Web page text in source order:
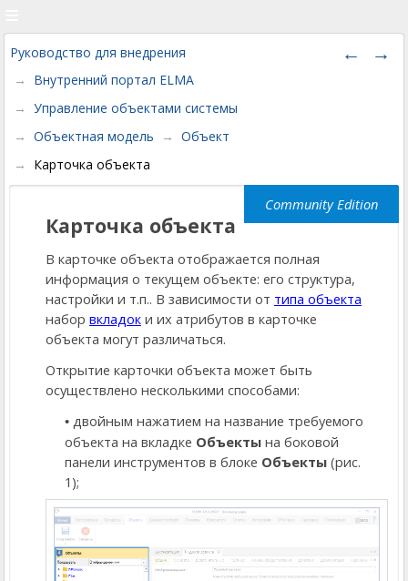
Руководство для внедрения
Внутренний портал ELMA
Управление объектами системы
Объектная модель
Объект
Карточка объекта
Карточка объекта
В карточке объекта отображается полная
информация о текущем объекте: его структура,
настройки и т.п.. В зависимости от типа объекта
набор вкладок и их атрибутов в карточке
объекта могут различаться.
Открытие карточки объекта может быть
осуществлено несколькими способами:
двойным нажатием на название требуемого
объекта на вкладке Объекты на боковой
панели инструментов в блоке Объекты (рис.
1);